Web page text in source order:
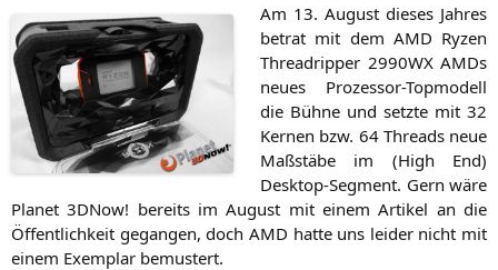
Am 13. August die­ses Jah­res
betrat mit dem AMD Ryzen
Thre­ad­rip­per 2990WXAMDs
neu­es Pro­zes­sor-Top­mo­dell
die Büh­ne und setz­te mit 32
Ker­nen bzw. 64 Threads neue
Maß­stä­be im (High End)
Desk­top-Seg­ment. Gern wäre
Pla­net 3DNow! bereits im August mit einem Arti­kel an die
Öffent­lich­keit gegan­gen, doch AMD hat­te uns lei­der nicht mit
einem Exem­plar bemustert.